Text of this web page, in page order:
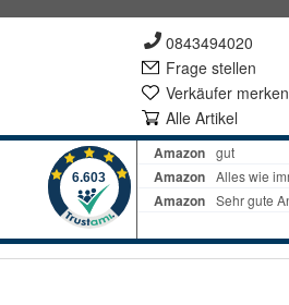
0843494020
Frage stellen
Verkäufer merken
Alle Artikel